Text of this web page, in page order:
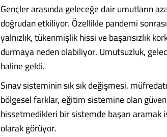
Gençler arasında geleceğe dair umutların
doğrudan etkiliyor. Özellikle pandemi
yalnızlık, tükenmişlik hissi ve başarısızlık
durmaya neden olabiliyor. Umutsuzluk,
haline geldi.
Sınav sisteminin sık sık değişmesi,
bölgesel farklar, eğitim sistemine olan
hissetmedikleri bir sistemde başarı aramak
olarak görüyor.